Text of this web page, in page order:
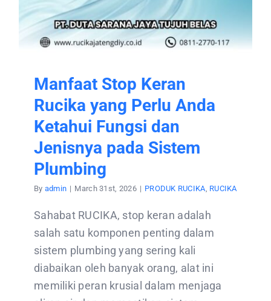
Manfaat Stop Keran
Rucika yang Perlu Anda
Ketahui Fungsi dan
Jenisnya pada Sistem
Plumbing
By admin | March 31st, 2026 | PRODUK RUCIKA RUCIKA
Sahabat RUCIKA, stop keran adalah
salah satu komponen penting dalam
sistem plumbing yang sering kali
diabaikan oleh banyak orang, alat ini
memiliki peran krusial dalam menjaga